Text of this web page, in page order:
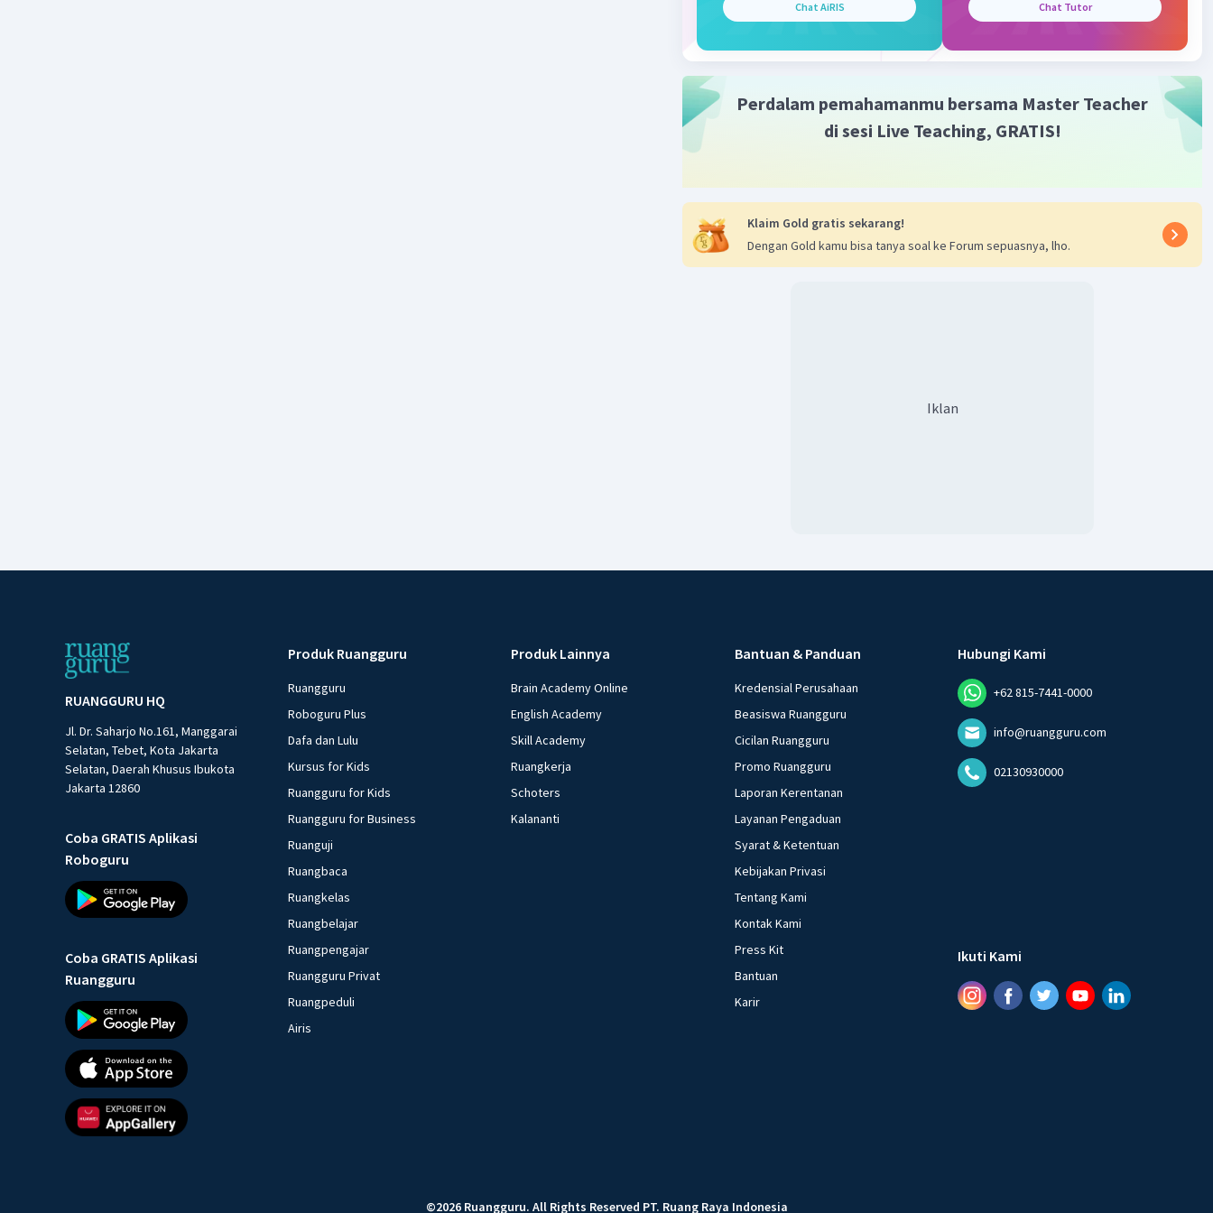
52 cm.
Chat AiRIS Chat Tutor
Perdalam pemahamanmu bersama Master Teacher
di sesi Live Teaching, GRATIS!
Klaim Gold gratis sekarang!
Dengan Gold kamu bisa tanya soal ke Forum sepuasnya, lho.
Iklan
RUANGGURU HQ
Jl. Dr. Saharjo No.161, Manggarai
Selatan, Tebet, Kota Jakarta
Selatan, Daerah Khusus Ibukota
Jakarta 12860
Coba GRATIS Aplikasi
Roboguru
Coba GRATIS Aplikasi
Ruangguru
Produk Ruangguru
Ruangguru
Roboguru Plus
Dafa dan Lulu
Kursus for Kids
Ruangguru for Kids
Ruangguru for Business
Ruanguji
Ruangbaca
Ruangkelas
Ruangbelajar
Ruangpengajar
Ruangguru Privat
Ruangpeduli
Airis
Produk Lainnya
Brain Academy Online
English Academy
Skill Academy
Ruangkerja
Schoters
Kalananti
Bantuan & Panduan
Kredensial Perusahaan
Beasiswa Ruangguru
Cicilan Ruangguru
Promo Ruangguru
Laporan Kerentanan
Layanan Pengaduan
Syarat & Ketentuan
Kebijakan Privasi
Tentang Kami
Kontak Kami
Press Kit
Bantuan
Karir
Hubungi Kami
+62 815-7441-0000
info@ruangguru.com
02130930000
Ikuti Kami
©2026 Ruangguru. All Rights Reserved PT. Ruang Raya Indonesia